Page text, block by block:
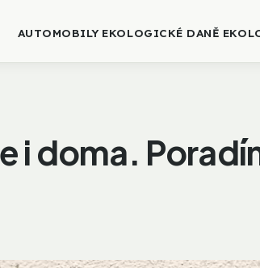
AUTOMOBILY EKOLOGICKÉ DANĚ
i doma.